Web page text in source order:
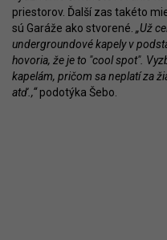
priestorov. Ďalší zas takéto
sú Garáže ako stvorené. „Už
undergroundové kapely v
hovoria, že je to "cool spot".
kapelám, pričom sa neplatí za
atď.,“podotýka Šebo.